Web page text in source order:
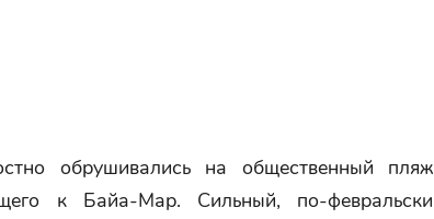
обрушивались на общественный пляж
к Байа-Мар. Сильный, по-февральски